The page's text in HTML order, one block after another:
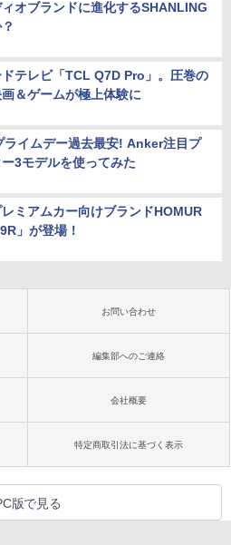
オブランドに進化するSHANLING
テレビ「TCL Q7D Pro」。圧巻の
＆ゲームが極上体験に
イムデー過去最安! Anker注目プ
3モデルを使ってみた
ミアムカー向けブランドHOMUR
」が登場！
お問い合わせ
編集部へのご連絡
会社概要
特定商取引法に基づく表示
版で見る